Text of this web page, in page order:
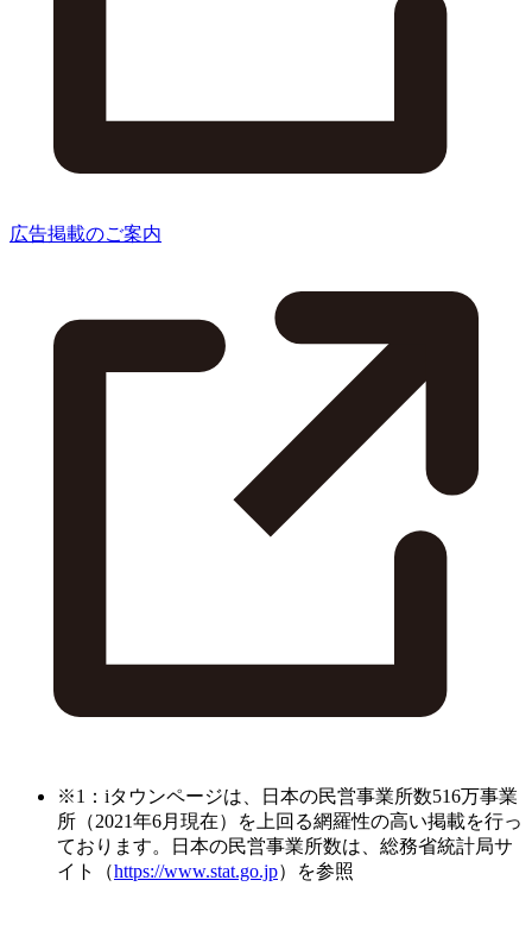
広告掲載のご案内
※1：iタウンページは、日本の民営事業所数516万事業
所（2021年6月現在）を上回る網羅性の高い掲載を行っ
ております。日本の民営事業所数は、総務省統計局サ
イト（https://www.stat.go.jp）を参照